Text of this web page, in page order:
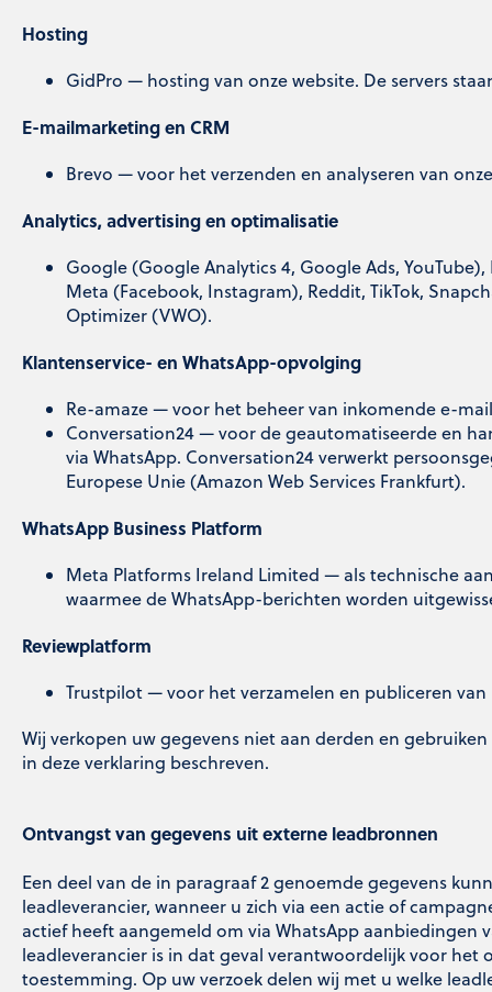
Hosting
GidPro — hosting van onze website. De servers
E-mailmarketing en CRM
Brevo — voor het verzenden en analyseren van
Analytics, advertising en optimalisatie
Google (Google Analytics 4, Google Ads,
Meta (Facebook, Instagram), Reddit, TikTok,
Optimizer (VWO).
Klantenservice- en WhatsApp-opvolging
Re-amaze — voor het beheer van inkomende e-
Conversation24 — voor de geautomatiseerde en
via WhatsApp. Conversation24 verwerkt
Europese Unie (Amazon Web Services Frankfurt).
WhatsApp Business Platform
Meta Platforms Ireland Limited — als technische
waarmee de WhatsApp-berichten worden
Reviewplatform
Trustpilot — voor het verzamelen en publiceren van
Wij verkopen uw gegevens niet aan derden en
in deze verklaring beschreven.
Ontvangst van gegevens uit externe leadbronnen
Een deel van de in paragraaf 2 genoemde gegevens
leadleverancier, wanneer u zich via een actie of
actief heeft aangemeld om via WhatsApp aanbiedingen
leadleverancier is in dat geval verantwoordelijk voor het
toestemming. Op uw verzoek delen wij met u welke